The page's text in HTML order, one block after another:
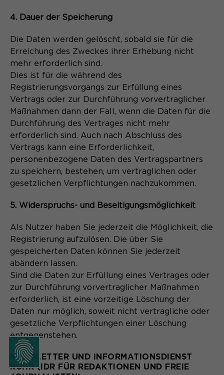
4. Dauer der Speicherung
Die Daten werden gelöscht, sobald sie für die
Erreichung des Zweckes ihrer Erhebung nicht
mehr erforderlich sind.
Dies ist für die während des
Registrierungsvorgangs zur Erfüllung eines
Vertrags oder zur Durchführung vorvertraglicher
Maßnahmen dann der Fall, wenn die Daten für die
Durchführung des Vertrages nicht mehr
erforderlich sind. Auch nach Abschluss des
Vertrags kann eine Erforderlichkeit,
personenbezogene Daten des Vertragspartners
zu speichern, bestehen, um vertraglichen oder
gesetzlichen Verpflichtungen nachzukommen.
5. Widerspruchs- und Beseitigungsmöglichkeit
Als Nutzer haben Sie jederzeit die Möglichkeit, die
Registrierung aufzulösen. Die über Sie
gespeicherten Daten können Sie jederzeit
abändern lassen.
Sind die Daten zur Erfüllung eines Vertrages oder
zur Durchführung vorvertraglicher Maßnahmen
erforderlich, ist eine vorzeitige Löschung der
Daten nur möglich, soweit nicht vertragliche oder
gesetzliche Verpflichtungen einer Löschung
entgegenstehen.
NEWSLETTER UND INFORMATIONSDIENST
RUHR (IDR FÜR REDAKTIONEN UND FREIE